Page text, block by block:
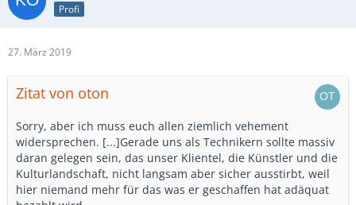
Profi
27. März 2019
Zitat von oton
Sorry, aber ich muss euch allen ziemlich vehement
widersprechen. [...]Gerade uns als Technikern sollte massiv
daran gelegen sein, das unser Klientel, die Künstler und die
Kulturlandschaft, nicht langsam aber sicher ausstirbt, weil
hier niemand mehr für das was er geschaffen hat adäquat